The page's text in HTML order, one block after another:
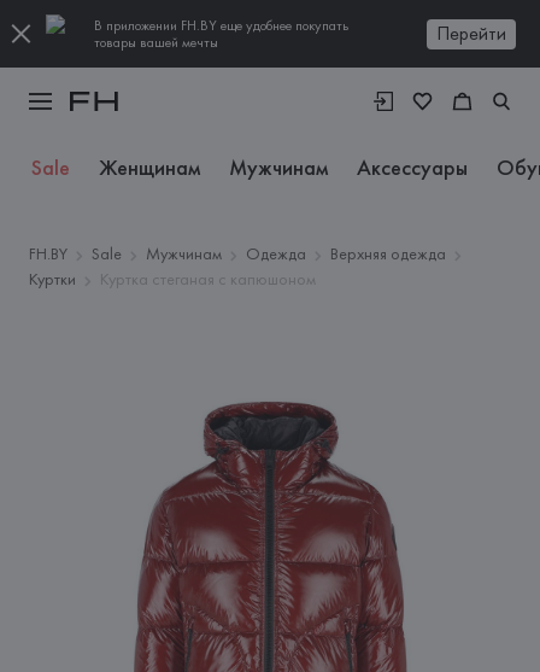
В приложении FH.BY еще удобнее покупать
товары вашей мечты
Перейти
Sale Женщинам Мужчинам Аксессуары
FH.BY Sale Мужчинам Одежда
Верхняя одежда
Куртки
Куртка стеганая с капюшоном